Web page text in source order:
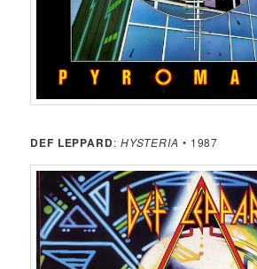
DEF LEPPARD: HYSTERIA • 1987